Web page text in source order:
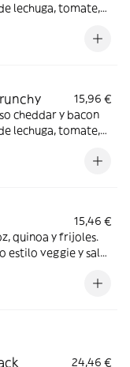
lechuga, tomate,
15,96 €
lechuga, tomate,
15,46 €
quinoa y frijoles.
estilo veggie y salsa
24,46 €